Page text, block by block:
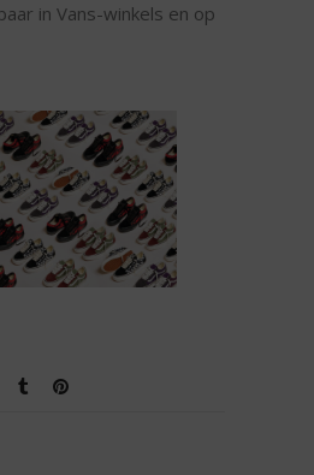
in Vans-winkels en op